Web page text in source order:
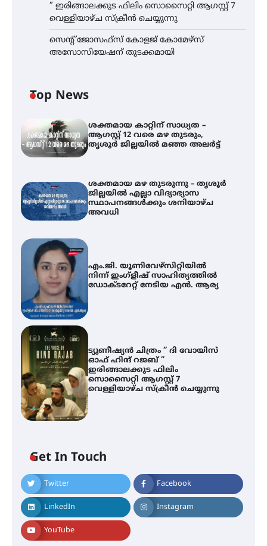
” ഇരിങ്ങാലക്കുട ഫിലിം സൊസൈറ്റി ആഗസ്റ്റ് 7
വെള്ളിയാഴ്ച സ്‌ക്രീൻ ചെയ്യുന്നു
സെന്റ് ജോസഫ്സ് കോളജ് കോമേഴ്‌സ്
അസോസിയേഷന് തുടക്കമായി
Top News
ശക്തമായ കാറ്റിന് സാധ്യത –
ആഗസ്റ്റ് 12 വരെ മഴ തുടരും,
തൃശൂർ ജില്ലയിൽ മഞ്ഞ അലർട്ട്
ശക്തമായ മഴ തുടരുന്നു – തൃശൂർ
ജില്ലയിൽ എല്ലാ വിദ്യാഭ്യാസ
സ്ഥാപനങ്ങൾക്കും ശനിയാഴ്ച
അവധി
എം.ജി. യൂണിവേഴ്‌സിറ്റിയിൽ
നിന്ന് ഇംഗ്ളീഷ് സാഹിത്യത്തിൽ
ഡോക്ടറേറ്റ് നേടിയ എൻ. ആര്യ
ട്യുണീഷ്യൻ ചിത്രം ” ദി വോയിസ്
ഓഫ് ഹിന്ദ് റജബ് ”
ഇരിങ്ങാലക്കുട ഫിലിം
സൊസൈറ്റി ആഗസ്റ്റ് 7
വെള്ളിയാഴ്ച സ്‌ക്രീൻ ചെയ്യുന്നു
Get In Touch
Twitter Facebook
LinkedIn Instagram
YouTube
അവധി
എം.ജി. യൂണിവേഴ്‌സിറ്റിയിൽ നിന്ന്
ഇംഗ്ളീഷ് സാഹിത്യത്തിൽ
ഡോക്ടറേറ്റ് നേടിയ എൻ. ആര്യ